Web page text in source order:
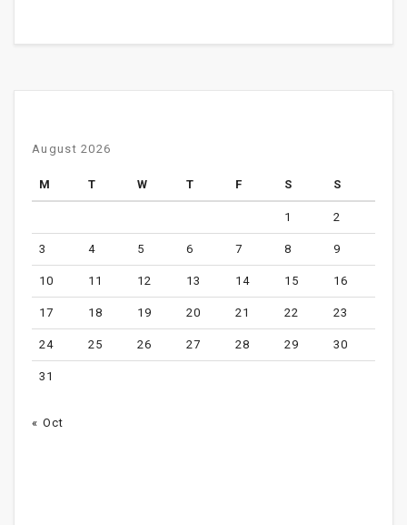
August 2026
M T W T F S S
1 2
3 4 5 6 7 8 9
10 11 12 13 14 15 16
17 18 19 20 21 22 23
24 25 26 27 28 29 30
31
« Oct